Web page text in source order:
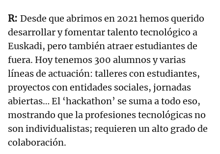
Desde que abrimos en 2021 hemos querido
desarrollar y fomentar talento tecnológico a
Euskadi, pero también atraer estudiantes de
fuera. Hoy tenemos 300 alumnos y varias
líneas de actuación: talleres con estudiantes,
proyectos con entidades sociales, jornadas
abiertas… El ‘hackathon’ se suma a todo eso,
mostrando que la profesiones tecnológicas no
son individualistas; requieren un alto grado de
colaboración.